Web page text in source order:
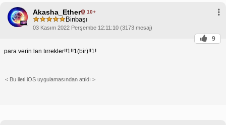
Akasha_Ether 10+
Binbaşı
03 Kasım 2022 Perşembe 12:11:10 (3173 mesaj)
9
para verin lan tırrekler!!1!!1(bir)!!1!
< Bu ileti iOS uygulamasından atıldı >